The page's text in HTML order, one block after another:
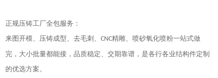
正规压铸工厂全包服务：
来图开模、压铸成型、去毛刺、CNC精雕、喷砂氧化喷粉一站式做
完，大小批量都能接，品质稳定、交期靠谱，是各行各业结构件定制
的优选方案。